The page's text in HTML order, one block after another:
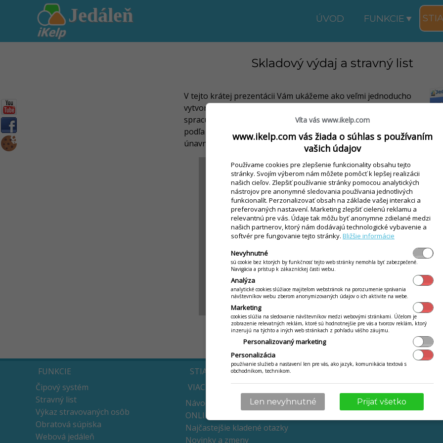
Jedáleň ÚVOD FUNKCIE
Skladový výdaj a stravný list
V tejto krátej prezentácii Vám ukážeme ako veľmi jednoducho
vytvoríte skladovú výdajku a stravný list. Výdaj automaticky
spracuje dochádzku stravníkov, jedálnehy lístok a vydá tovar
podľa zvoleného receptu. Ušetríte mnoho času stráveného
únavným ručným počítaním.
FUNKCIE
Čipový systém
Stravný list
Výkaz stravovaných osôb
Obratová súpiska
Webová jedáleň
STIAHNUŤ
CENNÍK
VIAC
Návody
ONLINE videokurz
Najčastejšie kladené otazky
Novinky a zmeny
Víta vás www.ikelp.com
www.ikelp.com vás žiada o súhlas s používaním
vašich údajov
Používame cookies pre zlepšenie funkcionality obsahu tejto
stránky. Svojím výberom nám môžete pomôcť k lepšej realizácii
našich cieľov. Zlepšiť používanie stránky pomocou analytických
nástrojov pre anonymné sledovania používania jednotlivých
funkcionalít. Perzonalizovať obsah na základe vašej interakci a
preferovaných nastavení. Marketing zlepšiť cielenú reklamu a
relevantnú pre vás. Údaje tak môžu byť anonymne zdielané medzi
našich partnerov, ktorý nám dodávajú technologické vybavenie a
softvér pre fungovanie tejto stránky. Bližšie informácie
Nevyhnutné
sú cookie bez ktorých by funkčnosť tejto web stránky nemohla byť zabezpečené.
Navigácia a prístup k zákazníckej časti webu.
Analýza
analytické cookies slúžiace majiteľom webstránok na porozumenie správania
návštevníkov webu zberom anonymizovaných údajov o ich aktivite na webe.
Marketing
cookies slúžia na sledovanie návštevníkov medzi webovými stránkami. Účelom je
zobrazenie relevatných reklám, ktoré sú hodnotnejšie pre vás a tvorcov reklám, ktorý
inzerujú na týchto a iných web stránkach z pohľadu vášho záujmu.
Personalizovaný marketing
Personalizácia
používanie služieb a nastavení len pre vás, ako jazyk, komunikácia textová s
obchodníkom, technikom.
Len nevyhnutné Prijať všetko